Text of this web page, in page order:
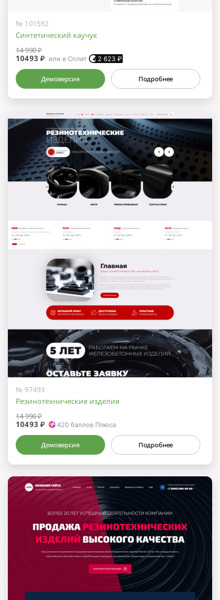
№ 101592
Синтетический каучук
14 990 ₽
10493 ₽ или в Сплит 2 623 ₽
Демоверсия Подробнее
№ 97493
Резинотехнические изделия
14 990 ₽
10493 ₽ 420 баллов Плюса
Демоверсия Подробнее